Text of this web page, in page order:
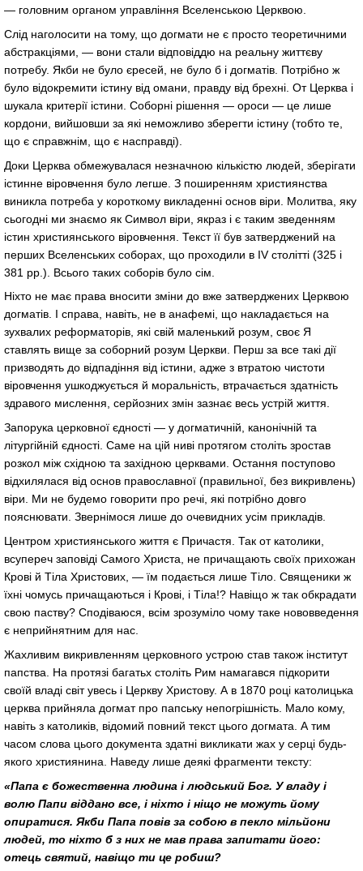
— головним органом управління Вселенською Церквою.
Слід наголосити на тому, що догмати не є просто теоретичними
абстракціями, — вони стали відповіддю на реальну життєву
потребу. Якби не було єресей, не було б і догматів. Потрібно ж
було відокремити істину від омани, правду від брехні. От Церква і
шукала критерії істини. Соборні рішення — ороси — це лише
кордони, вийшовши за які неможливо зберегти істину (тобто те,
що є справжнім, що є насправді).
Доки Церква обмежувалася незначною кількістю людей, зберігати
істинне віровчення було легше. З поширенням християнства
виникла потреба у короткому викладенні основ віри. Молитва, яку
сьогодні ми знаємо як Символ віри, якраз і є таким зведенням
істин християнського віровчення. Текст її був затверджений на
перших Вселенських соборах, що проходили в IV столітті (325 і
381 рр.). Всього таких соборів було сім.
Ніхто не має права вносити зміни до вже затверджених Церквою
догматів. І справа, навіть, не в анафемі, що накладається на
зухвалих реформаторів, які свій маленький розум, своє Я
ставлять вище за соборний розум Церкви. Перш за все такі дії
призводять до відпадіння від істини, адже з втратою чистоти
віровчення ушкоджується й моральність, втрачається здатність
здравого мислення, серйозних змін зазнає весь устрій життя.
Запорука церковної єдності — у догматичній, канонічній та
літургійній єдності. Саме на цій ниві протягом століть зростав
розкол між східною та західною церквами. Остання поступово
відхилялася від основ православної (правильної, без викривлень)
віри. Ми не будемо говорити про речі, які потрібно довго
пояснювати. Звернімося лише до очевидних усім прикладів.
Центром християнського життя є Причастя. Так от католики,
всупереч заповіді Самого Христа, не причащають своїх прихожан
Крові й Тіла Христових, — їм подається лише Тіло. Священики ж
їхні чомусь причащаються і Крові, і Тіла!? Навіщо ж так обкрадати
свою паству? Сподіваюся, всім зрозуміло чому таке нововведення
є неприйнятним для нас.
Жахливим викривленням церковного устрою став також інститут
папства. На протязі багатьх століть Рим намагався підкорити
своїй владі світ увесь і Церкву Христову. А в 1870 році католицька
церква прийняла догмат про папську непогрішність. Мало кому,
навіть з католиків, відомий повний текст цього догмата. А тим
часом слова цього документа здатні викликати жах у серці будь-
якого християнина. Наведу лише деякі фрагменти тексту:
«Папа є божественна людина і людський Бог. У владу і
волю Папи віддано все, і ніхто і ніщо не можуть йому
опиратися. Якби Папа повів за собою в пекло мільйони
людей, то ніхто б з них не мав права запитати його:
отець святий, навіщо ти це робиш?